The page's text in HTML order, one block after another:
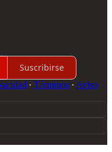
Suscribirse
∙ Términos ∙ Aviso